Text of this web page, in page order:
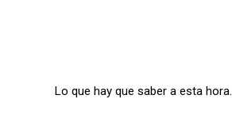
Lo que hay que saber a esta hora.